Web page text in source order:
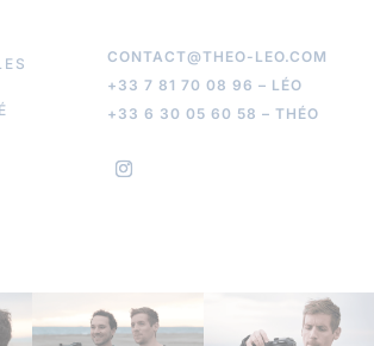
CONTACT@THEO-LEO.COM
+33 7 81 70 08 96 – LÉO
+33 6 30 05 60 58 – THÉO